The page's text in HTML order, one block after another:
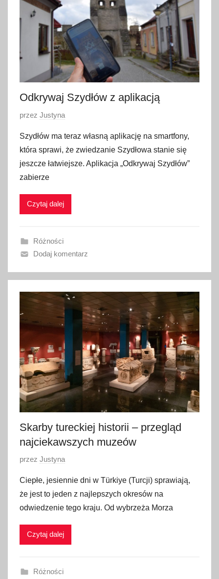
n
0
Odkrywaj Szydłów z aplikacją
O
u
b
l
i
w
n
o
6
l
s
t
o
p
a
d
a
2
2
3
przez Justyna
Szydłów ma teraz własną aplikację na smartfony,
która sprawi, że zwiedzanie Szydłowa stanie się
jeszcze łatwiejsze. Aplikacja „Odkrywaj Szydłów”
zabierze
Czytaj dalej
Różności
Dodaj komentarz
Skarby tureckiej historii – przegląd
najciekawszych muzeów
O
u
b
l
i
a
przez Justyna
Ciepłe, jesiennie dni w Türkiye (Turcji) sprawiają,
że jest to jeden z najlepszych okresów na
odwiedzenie tego kraju. Od wybrzeża Morza
Czytaj dalej
Różności